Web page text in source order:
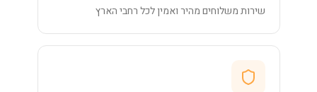
שירות משלוחים מהיר ואמין לכל רחבי הארץ